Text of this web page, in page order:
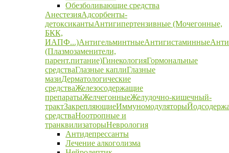
Обезболивающие средства
АнестезияАдсорбенты-
детоксикантыАнтигипертензивные (Мочегонные,
БКК,
ИАПФ...)АнтигельминтныеАнтигистаминные
(Плазмозаменители,
парент.питание)ГинекологияГормональные
средстваГлазные каплиГлазные
мазиДерматологические
средстваЖелезосодержащие
препаратыЖелчегонныеЖелудочно-кишечный-
трактЗакрепляющиеИммуномодуляторы
средстваНоотропные и
транквилизаторыНеврология
Антидепрессанты
Лечение алкоголизма